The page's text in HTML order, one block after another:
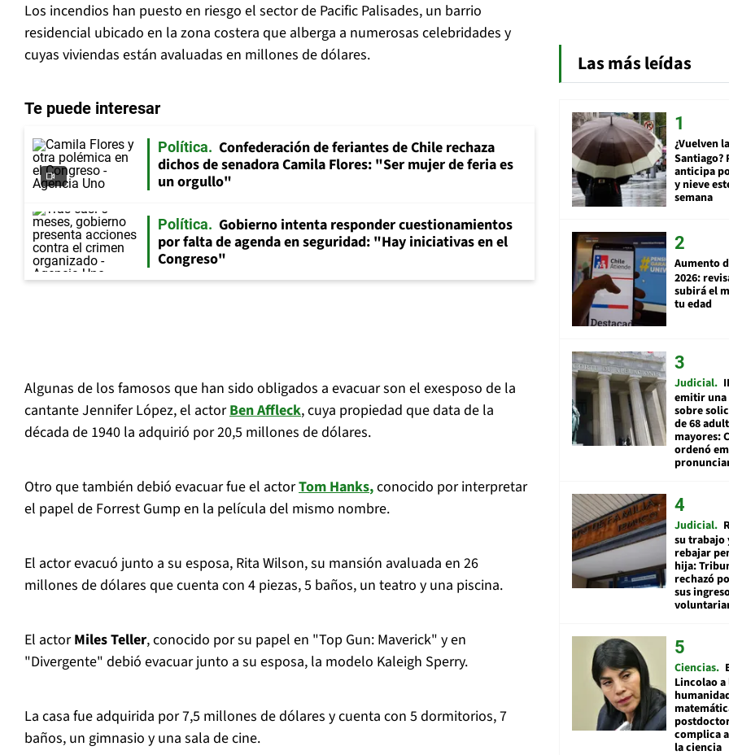
Los incendios han puesto en riesgo el sector de Pacific Palisades, un barrio
residencial ubicado en la zona costera que alberga a numerosas celebridades y
cuyas viviendas están avaluadas en millones de dólares.
Te puede interesar
Política
Confederación de feriantes de Chile rechaza
dichos de senadora Camila Flores: "Ser mujer de feria es
un orgullo"
Política
Gobierno intenta responder cuestionamientos
por falta de agenda en seguridad: "Hay iniciativas en el
Congreso"
Algunas de los famosos que han sido obligados a evacuar son el exesposo de la
cantante Jennifer López, el actorBen Affleck, cuya propiedad que data de la
década de 1940 la adquirió por 20,5 millones de dólares.
Otro que también debió evacuar fue el actorTom Hanks,conocido por interpretar
el papel de Forrest Gump en la película del mismo nombre.
El actor evacuó junto a su esposa, Rita Wilson, su mansión avaluada en 26
millones de dólares que cuenta con 4 piezas, 5 baños, un teatro y una piscina.
El actorMiles Teller, conocido por su papel en "Top Gun: Maverick" y en
"Divergente" debió evacuar junto a su esposa, la modelo Kaleigh Sperry.
La casa fue adquirida por 7,5 millones de dólares y cuenta con 5 dormitorios, 7
baños, un gimnasio y una sala de cine.
Las más leídas
¿Vuelven
Santiago?
anticipa
y nieve
semana
Aumento
2026:
subirá el
tu edad
Judicial
emitir
sobre
de 68
mayores:
ordenó
Judicial
su trabajo
rebajar
hija:
rechazó
sus
Ciencias
Lincolao a
complica
la ciencia